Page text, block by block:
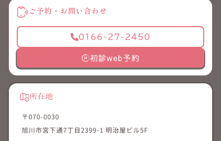
ご予約・お問い合わせ
0166-27-2450
初診web予約
所在地
〒070-0030
旭川市宮下通7丁目2399-1 明治屋ビル5F